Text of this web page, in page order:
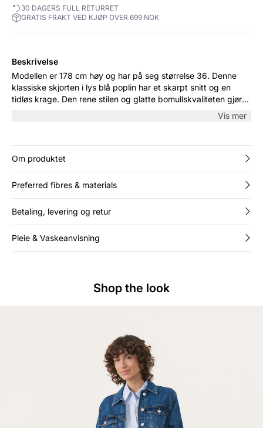
30 DAGERS FULL RETURRET
GRATIS FRAKT VED KJØP OVER 699 NOK
Beskrivelse
Modellen er 178 cm høy og har på seg størrelse 36. Denne
klassiske skjorten i lys blå poplin har et skarpt snitt og en
tidløs krage. Den rene stilen og glatte bomullskvaliteten gjør
den ideell både til jobb og fritid. Style med jeans for enVis mer
Om produktet
Preferred fibres & materials
Betaling, levering og retur
Pleie & Vaskeanvisning
Shop the look